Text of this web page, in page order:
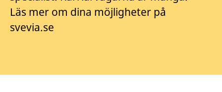
Läs mer om dina möjligheter på
svevia.se